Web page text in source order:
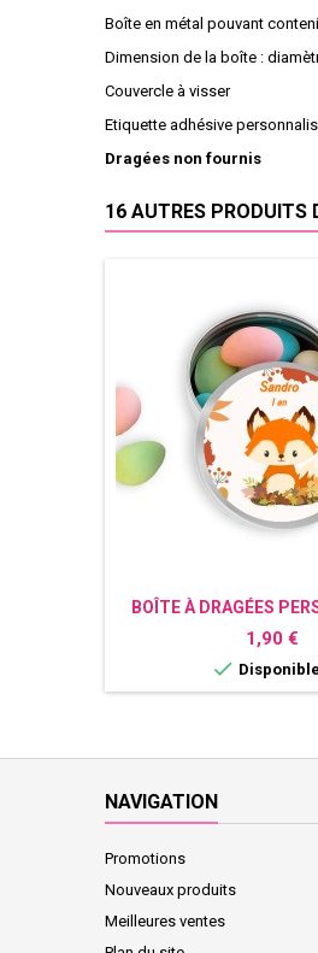
Boîte en métal pouvant
Dimension de la boîte :
Couvercle à visser
Etiquette adhésive
Dragées non fournis
16 AUTRES PRODUITS
BOÎTE À DRAGÉES
RENARD
Prix
1,90 €
 Disponible
NAVIGATION
Promotions
Nouveaux produits
Meilleures ventes